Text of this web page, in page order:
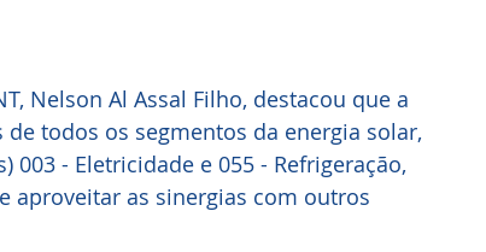
Nelson Al Assal Filho, destacou que a
de todos os segmentos da energia solar,
003 - Eletricidade e 055 - Refrigeração,
aproveitar as sinergias com outros